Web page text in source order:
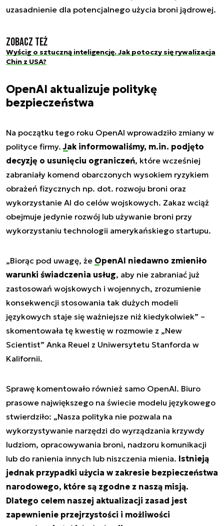
uzasadnienie dla potencjalnego użycia broni jądrowej.
Zobacz też
Wyścig o sztuczną inteligencję. Jak potoczy się rywalizacja
Chin z USA?
OpenAI aktualizuje politykę
bezpieczeństwa
Na początku tego roku OpenAI wprowadziło zmiany w
polityce firmy.Jak informowaliśmy, m.in. podjęto
decyzję o usunięciu ograniczeń, które wcześniej
zabraniały komend obarczonych wysokiem ryzykiem
obrażeń fizycznych np. dot. rozwoju broni oraz
wykorzystanie AI do celów wojskowych. Zakaz wciąż
obejmuje jedynie rozwój lub używanie broni przy
wykorzystaniu technologii amerykańskiego startupu.
„Biorąc pod uwagę, że OpenAI niedawno zmieniło
warunki świadczenia usług, aby nie zabraniać już
zastosowań wojskowych i wojennych, zrozumienie
konsekwencji stosowania tak dużych modeli
językowych staje się ważniejsze niż kiedykolwiek” –
skomentowała tę kwestię w rozmowie z „New
Scientist” Anka Reuel z Uniwersytetu Stanforda w
Kalifornii.
Sprawę komentowało również samo OpenAI. Biuro
prasowe największego na świecie modelu językowego
stwierdziło: „Nasza polityka nie pozwala na
wykorzystywanie narzędzi do wyrządzania krzywdy
ludziom, opracowywania broni, nadzoru komunikacji
lub do ranienia innych lub niszczenia mienia. Istnieją
jednak przypadki użycia w zakresie bezpieczeństwa
narodowego, które są zgodne z naszą misją.
Dlatego celem naszej aktualizacji zasad jest
zapewnienie przejrzystości i możliwości